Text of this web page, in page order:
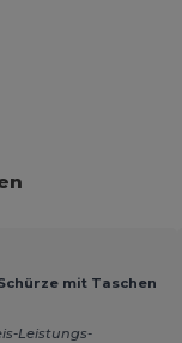
mit Taschen
Leistungs-